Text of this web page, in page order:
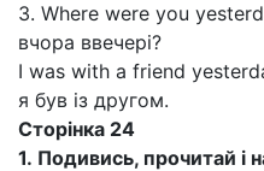
3. Where were you
вчора ввечері?
I was with a friend
я був із другом.
Сторінка 24
1. Подивись, прочитай і